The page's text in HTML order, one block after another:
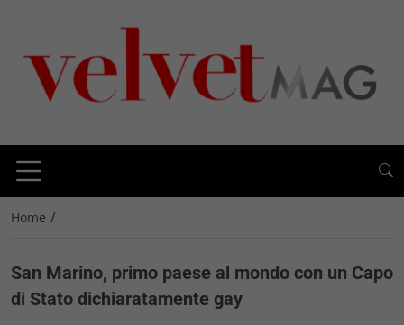
Home /
San Marino, primo paese al mondo con un Capo
di Stato dichiaratamente gay